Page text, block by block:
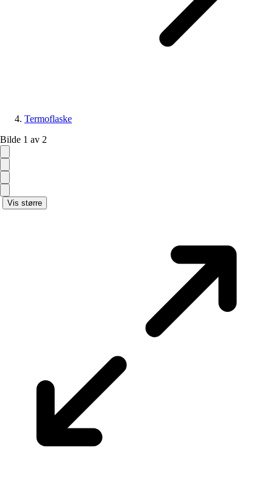
Termoflaske
Bilde 1 av 2
Vis større